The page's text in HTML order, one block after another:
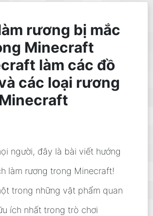
rương bị mắc
Minecraft
làm các đồ
các loại rương
người, đây là bài viết hướng
làm rương trong Minecraft!
trong những vật phẩm quan
ích nhất trong trò chơi